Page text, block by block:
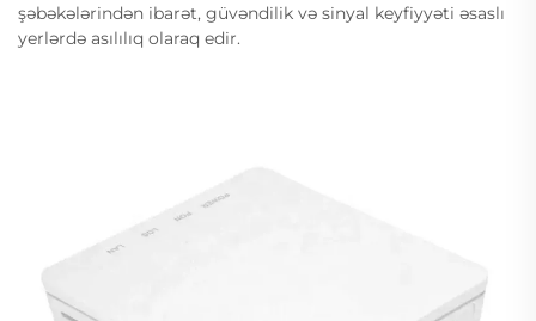
şəbəkələrindən ibarət, güvəndilik və sinyal keyfiyyəti əsaslı
yerlərdə asılılıq olaraq edir.